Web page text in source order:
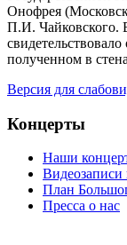
Онофрея
П.И. Чайковского.
полученном в
Версия для
Концерты
Наши
Видеозаписи
План
Пресса о нас